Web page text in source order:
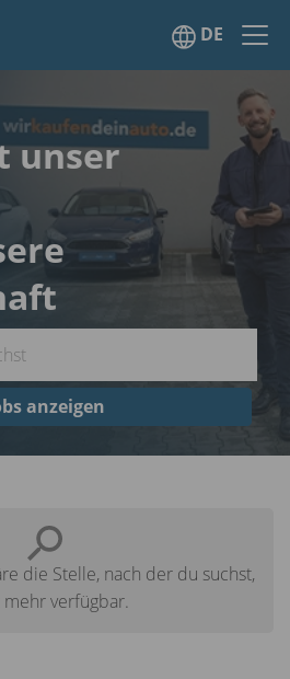
DE
unser
anzeigen
die Stelle, nach der du suchst,
verfügbar.